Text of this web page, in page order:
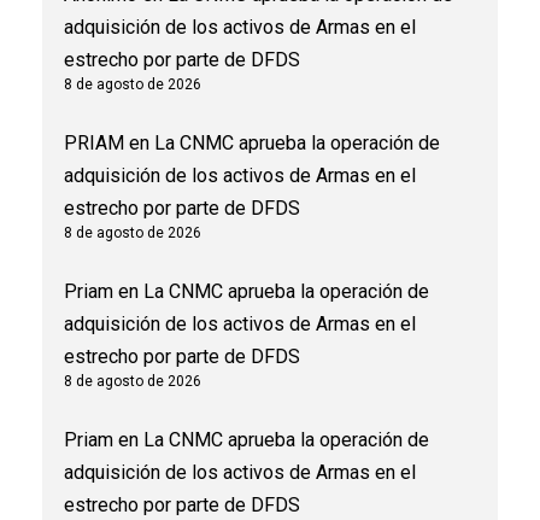
adquisición de los activos de Armas en el
estrecho por parte de DFDS
8 de agosto de 2026
PRIAM en La CNMC aprueba la operación de
adquisición de los activos de Armas en el
estrecho por parte de DFDS
8 de agosto de 2026
Priam en La CNMC aprueba la operación de
adquisición de los activos de Armas en el
estrecho por parte de DFDS
8 de agosto de 2026
Priam en La CNMC aprueba la operación de
adquisición de los activos de Armas en el
estrecho por parte de DFDS